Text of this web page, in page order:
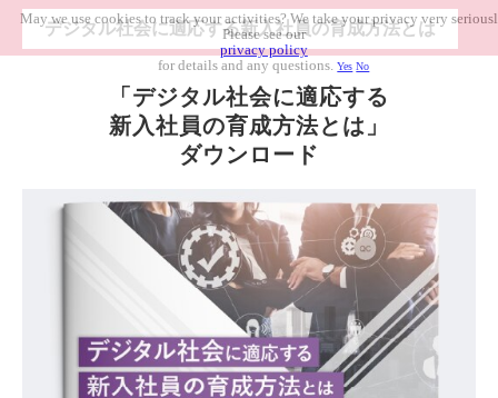
デジタル社会に適応する新入社員の育成方法とは
「デジタル社会に適応する
新入社員の育成方法とは」
ダウンロード
May we use cookies to track your activities? We take your privacy very
Please see our
privacy policy
for details and any questions.Yes No